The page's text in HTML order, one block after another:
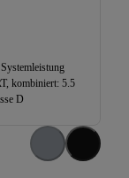
kombiniert: 5.5
D